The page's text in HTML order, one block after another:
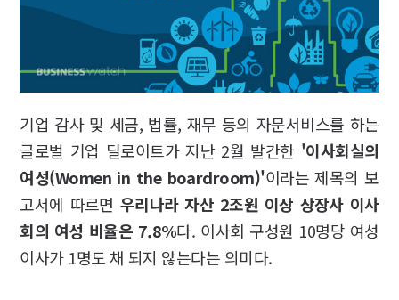
기업 감사 및 세금, 법률, 재무 등의 자문서비스를 하는
글로벌 기업 딜로이트가 지난 2월 발간한 '이사회실의
여성(Women in the boardroom)'이라는 제목의 보
고서에 따르면 우리나라 자산 2조원 이상 상장사 이사
회의 여성 비율은 7.8%다. 이사회 구성원 10명당 여성
이사가 1명도 채 되지 않는다는 의미다.